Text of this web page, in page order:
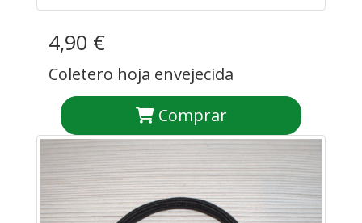
4,90 €
Coletero hoja envejecida
Comprar